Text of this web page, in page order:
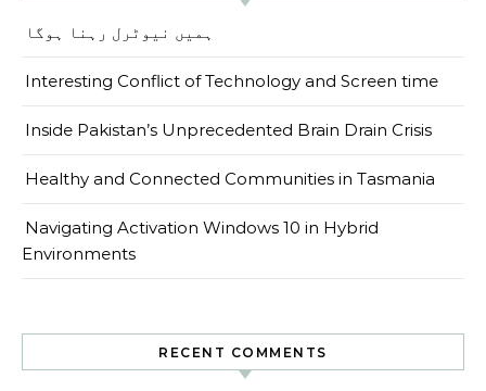
ہمیں نیوٹرل رہنا ہوگا
Interesting Conflict of Technology and Screen time
Inside Pakistan’s Unprecedented Brain Drain Crisis
Healthy and Connected Communities in Tasmania
Navigating Activation Windows 10 in Hybrid
Environments
RECENT COMMENTS